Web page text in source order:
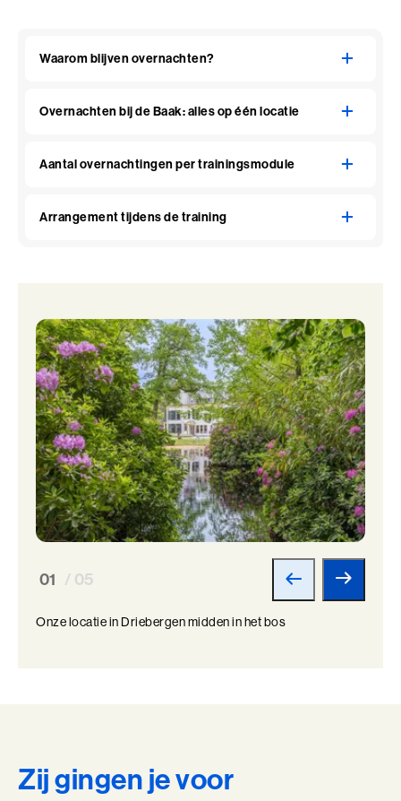
Waarom blijven overnachten?
Overnachten bij de Baak: alles op één locatie
Aantal overnachtingen per trainingsmodule
Arrangement tijdens de training
01 / 05
Onze locatie in Driebergen midden in het bos
Zij gingen je voor